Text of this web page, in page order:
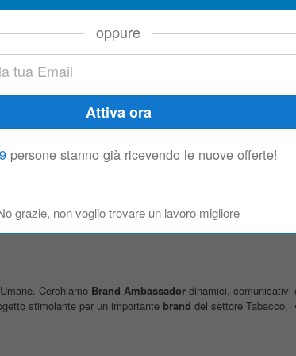
al pubblico Luogo di lavoro: Italia , Liguria , Genova
dinamici, comunicativi e a loro agio nel lavoro...
nel settore del gioco regolamentato attivo in Italia
i punti vendita (tabaccherie, bar, ricevitorie)...
Cerchiamo Brand Ambassadordinamici, comunicativi
stimolante per un importante brand del settore
oppure
persone stanno già ricevendo le nuove offerte!